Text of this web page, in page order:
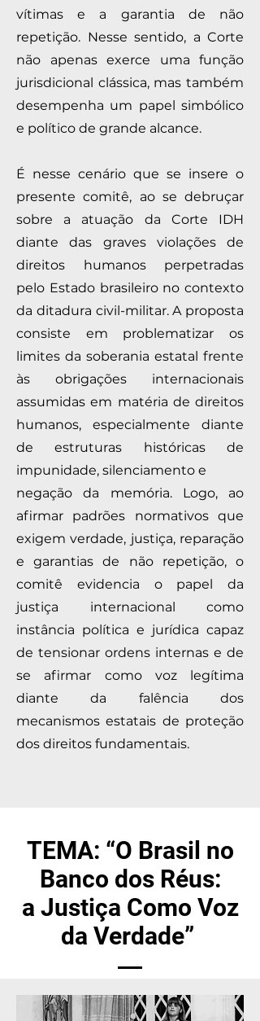
vítimas e a garantia de não
repetição. Nesse sentido, a Corte
não apenas exerce uma função
jurisdicional clássica, mas também
desempenha um papel simbólico
e político de grande alcance.
É nesse cenário que se insere o
presente comitê, ao se debruçar
sobre a atuação da Corte IDH
diante das graves violações de
direitos humanos perpetradas
pelo Estado brasileiro no contexto
da ditadura civil-militar. A proposta
consiste em problematizar os
limites da soberania estatal frente
às obrigações internacionais
assumidas em matéria de direitos
humanos, especialmente diante
de estruturas históricas de
impunidade, silenciamento e
negação da memória. Logo, ao
afirmar padrões normativos que
exigem verdade, justiça, reparação
e garantias de não repetição, o
comitê evidencia o papel da
justiça internacional como
instância política e jurídica capaz
de tensionar ordens internas e de
se afirmar como voz legítima
diante da falência dos
mecanismos estatais de proteção
dos direitos fundamentais.
TEMA: “O Brasil no
Banco dos Réus:
a Justiça Como Voz
da Verdade”